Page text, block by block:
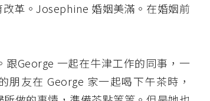
革。Josephine 婚姻美滿。在婚姻前
George 一起在牛津工作的同事，一
友在 George 家一起喝下午茶時，